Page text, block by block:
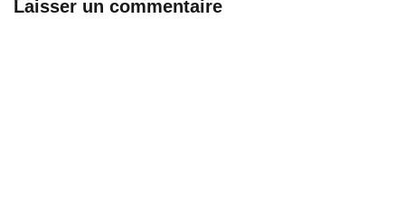
Laisser un commentaire